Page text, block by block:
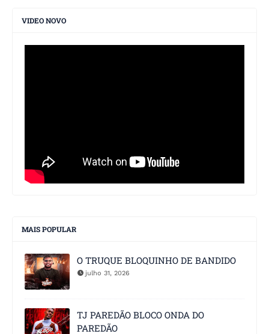
VIDEO NOVO
MAIS POPULAR
O TRUQUE BLOQUINHO DE BANDIDO
julho 31, 2026
TJ PAREDÃO BLOCO ONDA DO
PAREDÃO